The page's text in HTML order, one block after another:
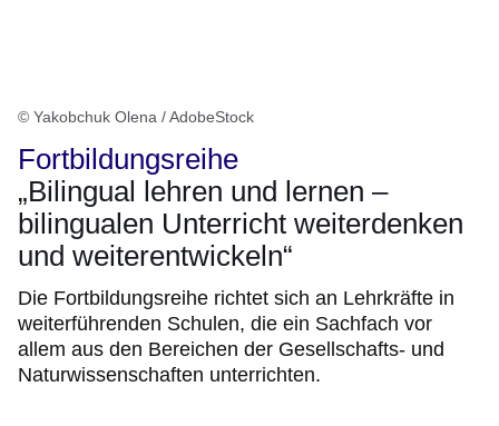
© Yakobchuk Olena / AdobeStock
Fortbildungsreihe
„Bilingual lehren und lernen –
bilingualen Unterricht weiterdenken
und weiterentwickeln“
Die Fortbildungsreihe richtet sich an Lehrkräfte in
weiterführenden Schulen, die ein Sachfach vor
allem aus den Bereichen der Gesellschafts- und
Naturwissenschaften unterrichten.